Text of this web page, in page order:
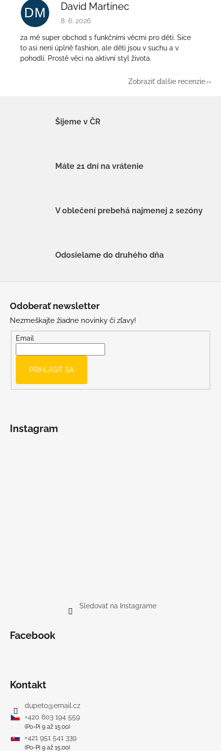
DM David Martinec
Hodnotenie obchodu je 5 z 5 hviezdičiek.
8. 6. 2026
za mě super obchod s funkčními věcmi pro děti. Sice
to asi není úplně fashion, ale děti jsou v suchu a v
pohodlí. Prostě věci na aktivní styl života.
Zobraziť ďalšie recenzie
Šijeme v ČR
Máte 21 dní na vrátenie
V oblečení prebehá najmenej 2 sezóny
Odosielame do druhého dňa
Odoberať newsletter
Nezmeškajte žiadne novinky či zľavy!
Email
PRIHLÁSIŤ SA
Instagram
Sledovať na Instagrame
Facebook
Kontakt
dupeto@email.cz
+420 603 194 559
(Po-Pi 9 až 15:00)
+421 951 541 339
(Po-Pi 9 až 15:00)